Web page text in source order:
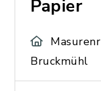
Papier
Bruckmühl